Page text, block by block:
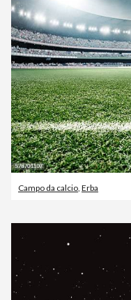
Campo da calcio, Erba